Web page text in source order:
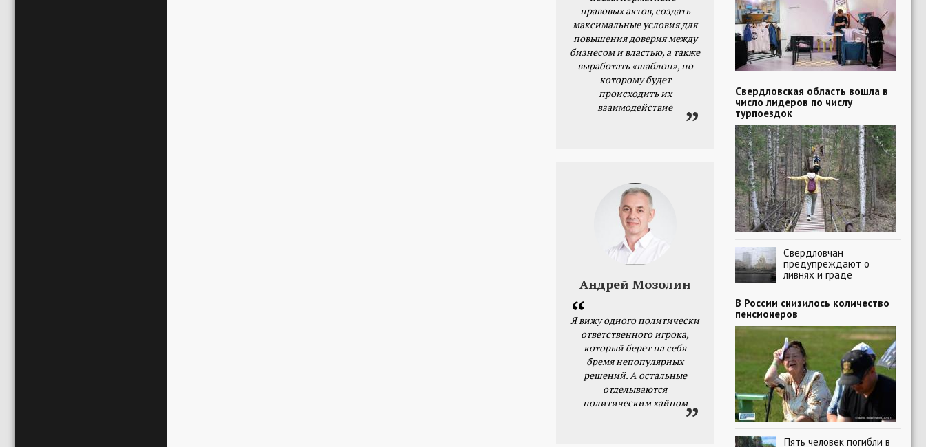
правовых актов, создать
максимальные условия для
повышения доверия между
бизнесом и властью, а также
выработать «шаблон», по
которому будет
происходить их
взаимодействие
Андрей Мозолин
Я вижу одного политически
ответственного игрока,
который берет на себя
бремя непопулярных
решений. А остальные
отделываются
политическим хайпом
Свердловская область вошла в
число лидеров по числу
турпоездок
Свердловчан
предупреждают о
ливнях и граде
В России снизилось количество
пенсионеров
Пять человек погибли в